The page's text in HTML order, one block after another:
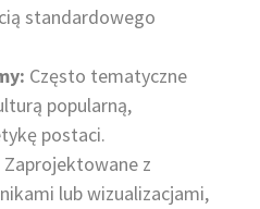
standardowego
Często tematyczne
popularną,
postaci.
Zaprojektowane z
lub wizualizacjami,